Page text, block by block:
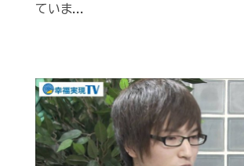
ていま...